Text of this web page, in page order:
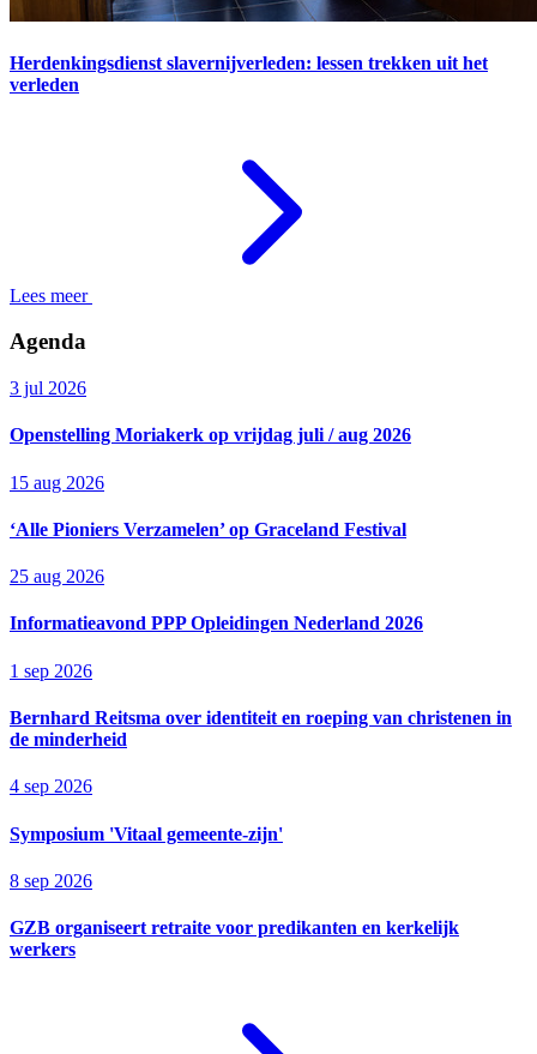
Herdenkingsdienst slavernijverleden: lessen trekken uit het
verleden
Lees meer
Agenda
3 jul 2026
Openstelling Moriakerk op vrijdag juli / aug 2026
15 aug 2026
‘Alle Pioniers Verzamelen’ op Graceland Festival
25 aug 2026
Informatieavond PPP Opleidingen Nederland 2026
1 sep 2026
Bernhard Reitsma over identiteit en roeping van christenen in
de minderheid
4 sep 2026
Symposium 'Vitaal gemeente-zijn'
8 sep 2026
GZB organiseert retraite voor predikanten en kerkelijk
werkers